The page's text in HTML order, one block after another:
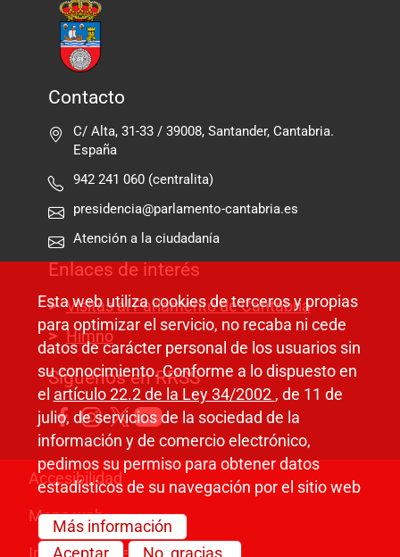
Contacto
C/ Alta, 31-33 / 39008, Santander, Cantabria.
España
942 241 060 (centralita)
presidencia@parlamento-cantabria.es
Atención a la ciudadanía
Enlaces de interés
Visitas al Parlamento de Cantabria
Himno
Síguenos en RRSS
Pie de página
Accesibilidad
Mapa web
Información legal
Esta web utiliza cookies de terceros y propias
para optimizar el servicio, no recaba ni cede
datos de carácter personal de los usuarios sin
su conocimiento. Conforme a lo dispuesto en
el artículo 22.2 de la Ley 34/2002 , de 11 de
julio, de servicios de la sociedad de la
información y de comercio electrónico,
pedimos su permiso para obtener datos
estadísticos de su navegación por el sitio web
Más información
Aceptar
No, gracias.